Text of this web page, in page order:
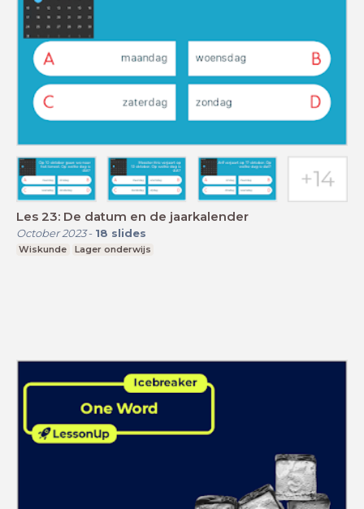
Les 23: De datum en de jaarkalender
October 2023- 18 slides
Wiskunde Lager onderwijs